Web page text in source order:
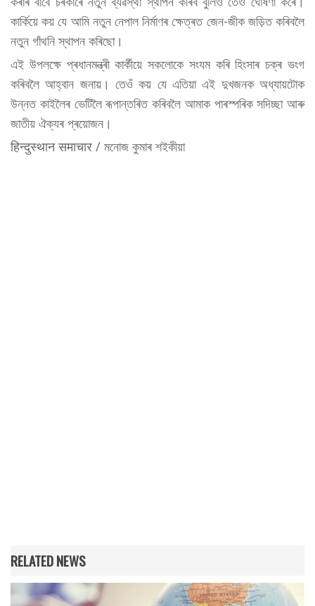
কাৰ্কিয়ে কয় যে আমি নতুন নেপাল নিৰ্মাণৰ ক্ষেত্ৰত জেন-জীক জড়িত কৰিবলৈ
নতুন গাঁথনি স্থাপন কৰিছো।
এই উপলক্ষে প্ৰধানমন্ত্ৰী কাৰ্কীয়ে সকলোকে সংযম কৰি হিংসাৰ চক্ৰ ভংগ
কৰিবলৈ আহ্বান জনায়। তেওঁ কয় যে এতিয়া এই দুখজনক অধ্যায়টোক
উন্নত কাইলৈৰ ভেটিলৈ ৰূপান্তৰিত কৰিবলৈ আমাক পাৰস্পৰিক সদিচ্ছা আৰু
জাতীয় ঐক্যৰ প্ৰয়োজন।
हिन्दुस्थान समाचार / মনোজ কুমাৰ শইকীয়া
RELATED NEWS